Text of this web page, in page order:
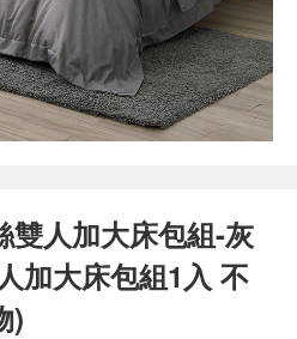
雙人加大床包組-灰
加大床包組1入 不
)